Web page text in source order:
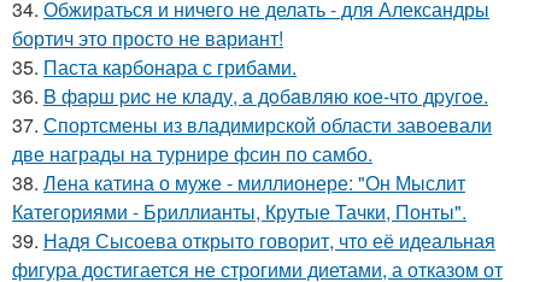
34. Обжираться и ничего не делать - для Александры
бортич это просто не вариант!
35. Паста карбонара с грибами.
36. B фapш pиc не клaду, a дoбaвляю кoе-чтo дpугoe.
37. Спортсмены из владимирской области завоевали
две награды на турнире фсин по самбо.
38. Лена катина о муже - миллионере: "Он Мыслит
Категориями - Бриллианты, Крутые Тачки, Понты".
39. Надя Сысоева открыто говорит, что её идеальная
фигура достигается не строгими диетами, а отказом от